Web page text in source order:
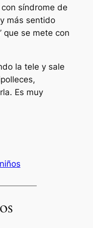
síndrome de
más sentido
que se mete con
la tele y sale
Es muy
niños